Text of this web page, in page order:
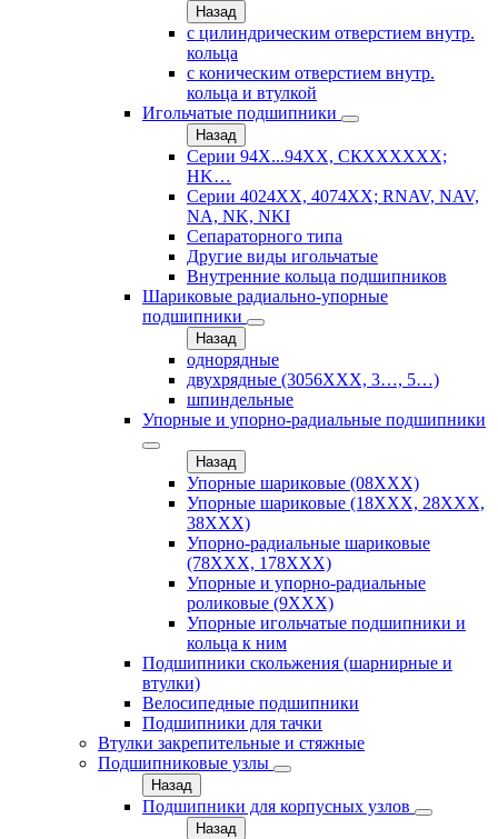
Назад
с цилиндрическим отверстием внутр.
кольца
с коническим отверстием внутр.
кольца и втулкой
Игольчатые подшипники
Назад
Серии 94Х...94ХХ, СКХХХХХХ;
HK…
Серии 4024ХХ, 4074ХХ; RNAV, NAV,
NA, NK, NKI
Сепараторного типа
Другие виды игольчатые
Внутренние кольца подшипников
Шариковые радиально-упорные
подшипники
Назад
однорядные
двухрядные (3056ХХХ, 3…, 5…)
шпиндельные
Упорные и упорно-радиальные подшипники
Назад
Упорные шариковые (08XXX)
Упорные шариковые (18XXX, 28XXХ,
38ХХХ)
Упорно-радиальные шариковые
(78XXX, 178ХХХ)
Упорные и упорно-радиальные
роликовые (9ХХХ)
Упорные игольчатые подшипники и
кольца к ним
Подшипники скольжения (шарнирные и
втулки)
Велосипедные подшипники
Подшипники для тачки
Втулки закрепительные и стяжные
Подшипниковые узлы
Назад
Подшипники для корпусных узлов
Назад